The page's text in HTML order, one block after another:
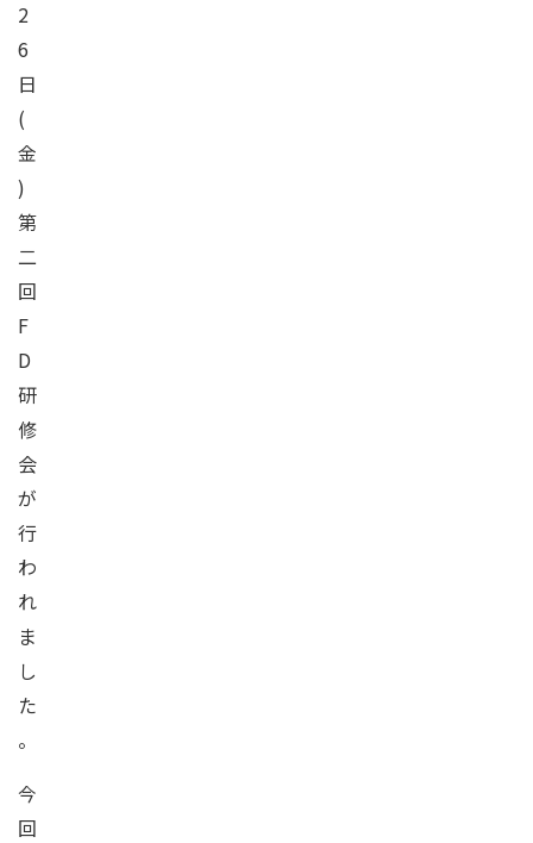
2
6
日
(
金
)
第
二
回
F
D
研
修
会
が
行
わ
れ
ま
し
た
。
今
回